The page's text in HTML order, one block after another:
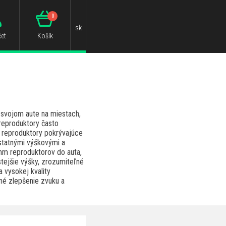
Košík
0
sk
aute na miestach,
často
pokrývajúce
výškovými a
reproduktorov do auta,
výšky, zrozumiteľné
vysokej kvality
zlepšenie zvuku a